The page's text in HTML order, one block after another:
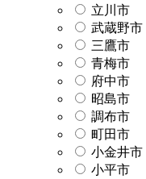
立川市
武蔵野市
三鷹市
青梅市
府中市
昭島市
調布市
町田市
小金井市
小平市